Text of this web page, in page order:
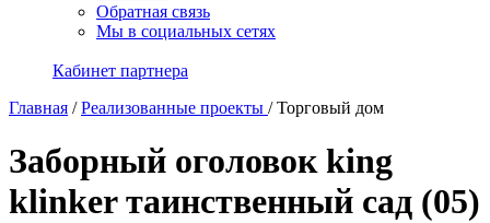
Обратная связь
Мы в социальных сетях
Кабинет партнера
Главная /Реализованные проекты /Торговый дом
Заборный оголовок king
klinker таинственный сад (05)